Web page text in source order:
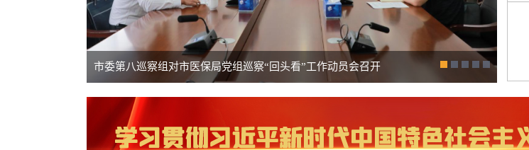
市委第八巡察组对市医保局党组巡察“回头看”工作动员会召开 市